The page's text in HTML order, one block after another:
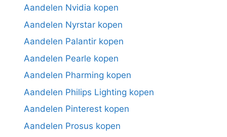
Aandelen Nvidia kopen
Aandelen Nyrstar kopen
Aandelen Palantir kopen
Aandelen Pearle kopen
Aandelen Pharming kopen
Aandelen Philips Lighting kopen
Aandelen Pinterest kopen
Aandelen Prosus kopen